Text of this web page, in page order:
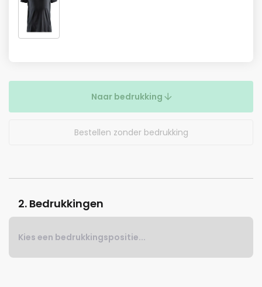
Naar bedrukking
Bestellen zonder bedrukking
2. Bedrukkingen
Kies een bedrukkingspositie...